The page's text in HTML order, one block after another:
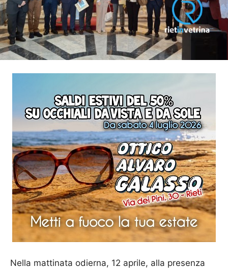
Nella mattinata odierna, 12 aprile, alla presenza